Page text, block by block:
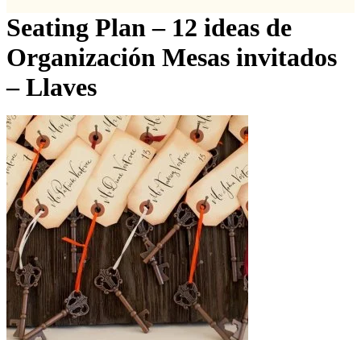
Seating Plan – 12 ideas de
Organización Mesas invitados
– Llaves